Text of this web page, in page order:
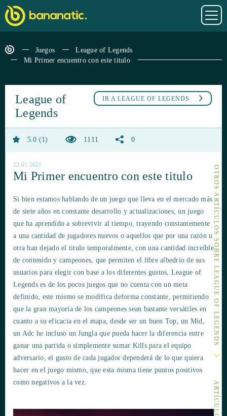
Juegos
League of Legends
Mi Primer encuentro con este titulo
OTROS ARTÍCULOS SOBRE LEAGUE OF LEGENDS
IR A LEAGUE OF LEGENDS
League of
Legends
5.0 1 1111 0
12.01.2021
Mi Primer encuentro con este titulo
Si bien estamos hablando de un juego que lleva en el mercado más
de siete años en constante desarrollo y actualizaciones, un juego
que ha aprendido a sobrevivir al tiempo, trayendo constantemente
a una cantidad de jugadores nuevos o aquellos que por una razón u
otra han dejado el titulo temporalmente, con una cantidad increíble
de contenido y campeones, que permiten el libre albedrio de sus
usuarios para elegir con base a los diferentes gustos, League of
Legends es de los pocos juegos que no cuenta con un meta
definido, este mismo se modifica deforma constante, permitiendo
que la gran mayoría de los campeones sean bastante versátiles en
cuanto a su eficacia en el mapa, desde ser un buen Top, un Mid,
un Adc he incluso un Jungla que pueda hacer la diferencia entre
ganar una partida o simplemente sumar Kills para el equipo
adversario, el gusto de cada jugador dependerá de lo que quiera
hacer en el juego mismo, que esta misma tiene puntos positivos
como negativos a la vez.